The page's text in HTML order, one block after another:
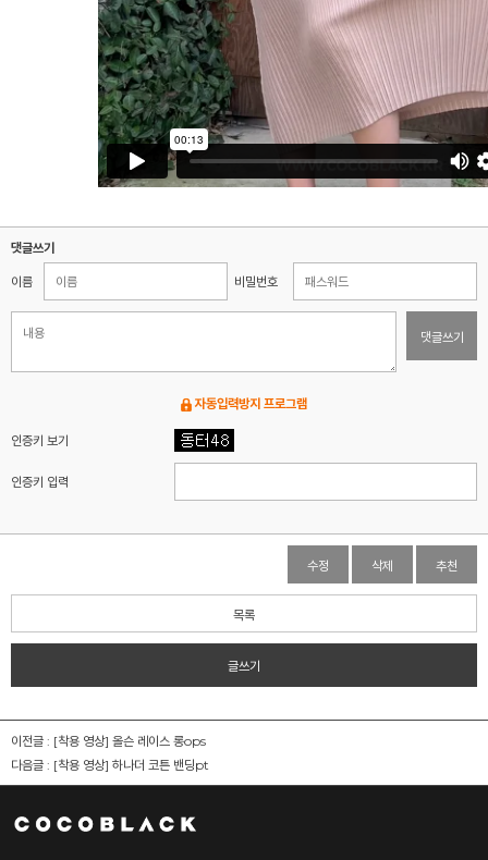
댓글쓰기
이름 비밀번호
댓글쓰기
자동입력방지 프로그램
인증키 보기
인증키 입력
수정 삭제 추천
목록
글쓰기
이전글 : [착용 영상] 올슨 레이스 롱ops
다음글 : [착용 영상] 하나더 코튼 밴딩pt